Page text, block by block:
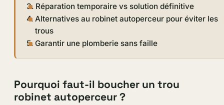
Réparation temporaire vs solution définitive
Alternatives au robinet autoperceur pour éviter les
trous
Garantir une plomberie sans faille
Pourquoi faut-il boucher un trou
robinet autoperceur ?